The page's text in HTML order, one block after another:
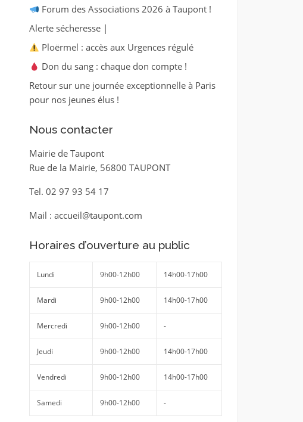
Forum des Associations 2026 à Taupont !
Alerte sécheresse |
Ploërmel : accès aux Urgences régulé
Don du sang : chaque don compte !
Retour sur une journée exceptionnelle à Paris
pour nos jeunes élus !
Nous contacter
Mairie de Taupont
Rue de la Mairie, 56800 TAUPONT
Tel. 02 97 93 54 17
Mail : accueil@taupont.com
Horaires d’ouverture au public
Lundi 9h00-12h00 14h00-17h00
Mardi 9h00-12h00 14h00-17h00
Mercredi 9h00-12h00 -
Jeudi 9h00-12h00 14h00-17h00
Vendredi 9h00-12h00 14h00-17h00
Samedi 9h00-12h00 -